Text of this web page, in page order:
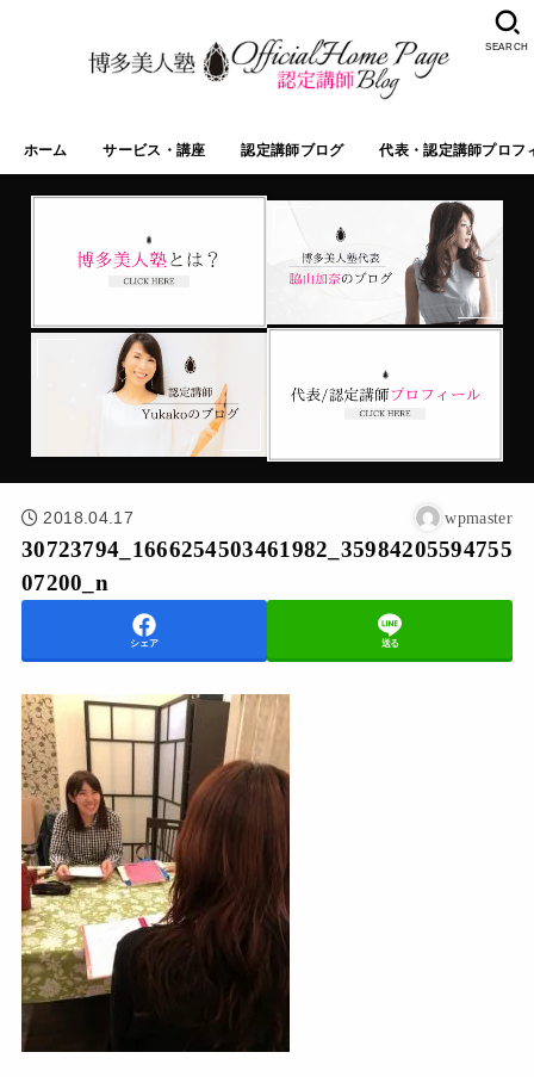
ホーム サービス・講座 認定講師ブログ 代表・認定講師プロフ
SEARCH
2018.04.17 wpmaster
30723794_1666254503461982_35984205594755
07200_n
シェア 送る